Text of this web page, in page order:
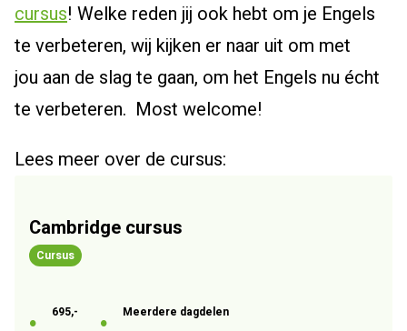
cursus! Welke reden jij ook hebt om je Engels
te verbeteren, wij kijken er naar uit om met
jou aan de slag te gaan, om het Engels nu écht
te verbeteren. Most welcome!
Lees meer over de cursus:
Cambridge cursus
Cursus
695,-
Meerdere dagdelen